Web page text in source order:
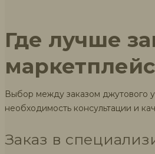
Где лучше
Выбор между заказом джутового
необходимость консультации и
Заказ в